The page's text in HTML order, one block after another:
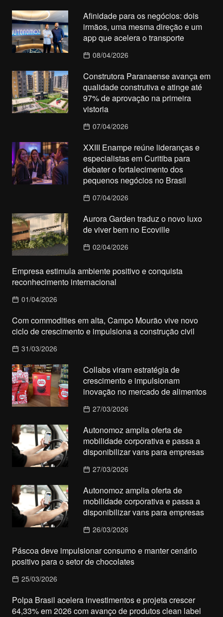
Afinidade para os negócios: dois
irmãos, uma mesma direção e um
app que acelera o transporte
08/04/2026
Construtora Paranaense avança em
qualidade construtiva e atinge até
97% de aprovação na primeira
vistoria
07/04/2026
XXIII Enampe reúne lideranças e
especialistas em Curitiba para
debater o fortalecimento dos
pequenos negócios no Brasil
07/04/2026
Aurora Garden traduz o novo luxo
de viver bem no Ecoville
02/04/2026
Empresa estimula ambiente positivo e conquista
reconhecimento internacional
01/04/2026
Com commodities em alta, Campo Mourão vive novo
ciclo de crescimento e impulsiona a construção civil
31/03/2026
Collabs viram estratégia de
crescimento e impulsionam
inovação no mercado de alimentos
27/03/2026
Autonomoz amplia oferta de
mobilidade corporativa e passa a
disponibilizar vans para empresas
27/03/2026
Autonomoz amplia oferta de
mobilidade corporativa e passa a
disponibilizar vans para empresas
26/03/2026
Páscoa deve impulsionar consumo e manter cenário
positivo para o setor de chocolates
25/03/2026
Polpa Brasil acelera investimentos e projeta crescer
64,33% em 2026 com avanço de produtos clean label